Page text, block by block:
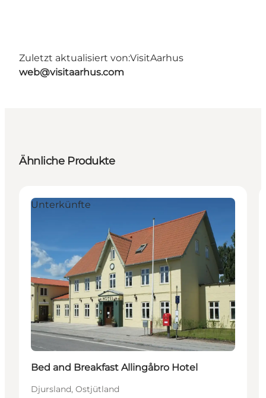
Zuletzt aktualisiert von:VisitAarhus
web@visitaarhus.com
Ähnliche Produkte
Unterkünfte
Bed and Breakfast Allingåbro Hotel
Djursland, Ostjütland